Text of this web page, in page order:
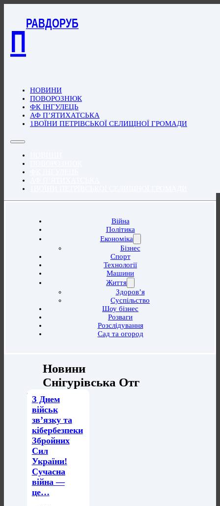
П
РАВДОРУБ
НОВИНИ
ПОВОРОЗНЮК
ФК ІНГУЛЕЦЬ
АФ П’ЯТИХАТСЬКА
1ВОЇНИ ПЕТРІВСЬКОЇ СЕЛИЩНОЇ ГРОМАДИ
Війна
Політика
Економіка
Бізнес
Спорт
Технології
Машини
Життя
Здоров’я
Суспільство
Шоу бізнес
Розваги
Розслідування
Сад та огород
Новини
Снігурівська Отг
З Днем
військ
зв’язку та
кібербезпеки
Збройних
Сил
України!
Сучасна
війна —
це…